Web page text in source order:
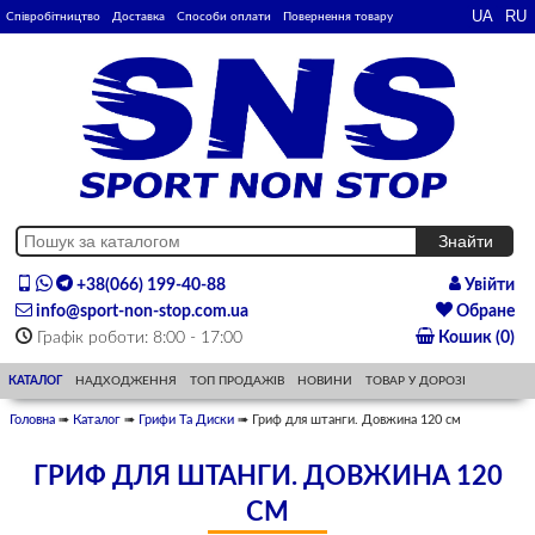
Співробітництво Доставка Способи оплати Повернення товару
+38(066) 199-40-88
info@sport-non-stop.com.ua
Графік роботи: 8:00 - 17:00
Увійти
Обране
Кошик (0)
КАТАЛОГ НАДХОДЖЕННЯ ТОП ПРОДАЖІВ НОВИНИ ТОВАР У ДОРОЗІ
Головна ➠ Каталог ➠ Грифи Та Диски ➠ Гриф для штанги. Довжина 120 см
ГРИФ ДЛЯ ШТАНГИ. ДОВЖИНА 120
СМ